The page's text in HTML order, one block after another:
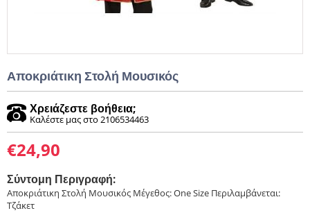
Αποκριάτικη Στολή Μουσικός
Χρειάζεστε βοήθεια;
Καλέστε μας στο 2106534463
€24,90
Σύντομη Περιγραφή:
Αποκριάτικη Στολή Μουσικός Μέγεθος: One Size Περιλαμβάνεται:
Τζάκετ